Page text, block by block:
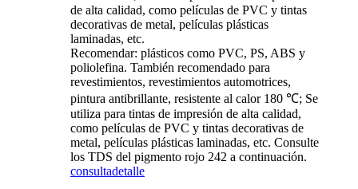
de alta calidad, como películas de PVC y tintas
decorativas de metal, películas plásticas
laminadas, etc.
Recomendar: plásticos como PVC, PS, ABS y
poliolefina. También recomendado para
revestimientos, revestimientos automotrices,
pintura antibrillante, resistente al calor 180 ℃; Se
utiliza para tintas de impresión de alta calidad,
como películas de PVC y tintas decorativas de
metal, películas plásticas laminadas, etc. Consulte
los TDS del pigmento rojo 242 a continuación.
consultadetalle